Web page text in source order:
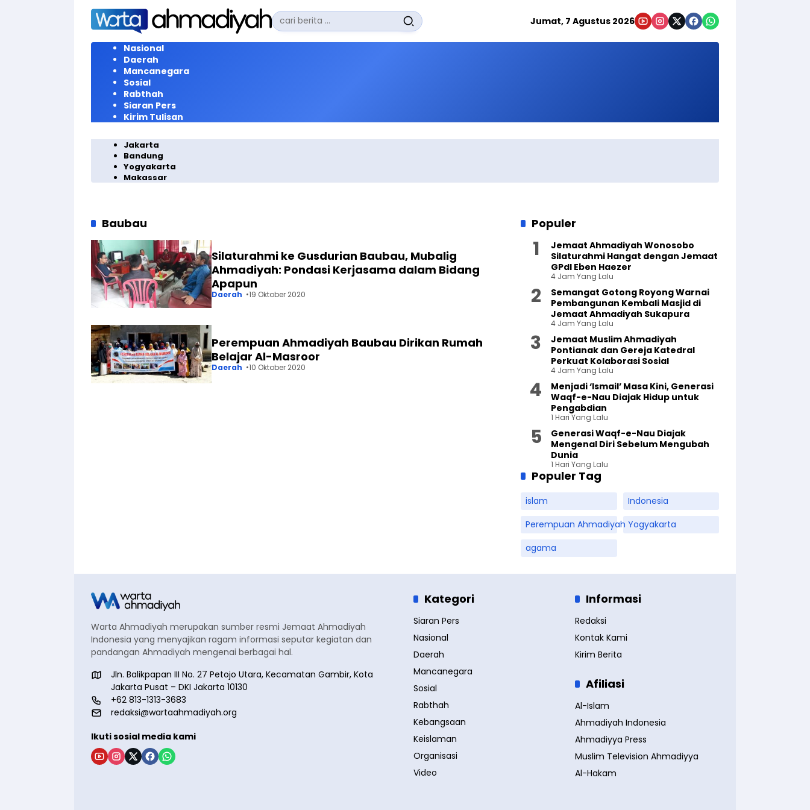
Langsung
konten
Pencarian
untuk:
Jumat, 7 Agustus 2026
Nasional
Daerah
Mancanegara
Sosial
Rabthah
Siaran Pers
Kirim Tulisan
Jakarta
Bandung
Yogyakarta
Makassar
Baubau
Silaturahmi ke Gusdurian Baubau, Mubalig
Ahmadiyah: Pondasi Kerjasama dalam Bidang
Apapun
Daerah 19 Oktober 2020
Perempuan Ahmadiyah Baubau Dirikan Rumah
Belajar Al-Masroor
Daerah 10 Oktober 2020
Populer
Jemaat Ahmadiyah Wonosobo
Silaturahmi Hangat dengan Jemaat
GPdI Eben Haezer
4 Jam Yang Lalu
Semangat Gotong Royong Warnai
Pembangunan Kembali Masjid di
Jemaat Ahmadiyah Sukapura
4 Jam Yang Lalu
Jemaat Muslim Ahmadiyah
Pontianak dan Gereja Katedral
Perkuat Kolaborasi Sosial
4 Jam Yang Lalu
Menjadi ‘Ismail’ Masa Kini, Generasi
Waqf-e-Nau Diajak Hidup untuk
Pengabdian
1 Hari Yang Lalu
Generasi Waqf-e-Nau Diajak
Mengenal Diri Sebelum Mengubah
Dunia
1 Hari Yang Lalu
Populer Tag
islam
Indonesia
Perempuan Ahmadiyah Yogyakarta
agama
Warta Ahmadiyah merupakan sumber resmi Jemaat Ahmadiyah
Indonesia yang menyajikan ragam informasi seputar kegiatan dan
pandangan Ahmadiyah mengenai berbagai hal.
Jln. Balikpapan III No. 27 Petojo Utara, Kecamatan Gambir, Kota
Jakarta Pusat – DKI Jakarta 10130
+62 813-1313-3683
redaksi@wartaahmadiyah.org
Ikuti sosial media kami
Kategori
Siaran Pers
Nasional
Daerah
Mancanegara
Sosial
Rabthah
Kebangsaan
Keislaman
Organisasi
Video
Informasi
Redaksi
Kontak Kami
Kirim Berita
Afiliasi
Al-Islam
Ahmadiyah Indonesia
Ahmadiyya Press
Muslim Television Ahmadiyya
Al-Hakam